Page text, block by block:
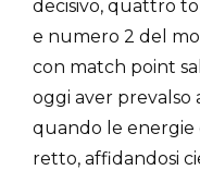
decisivo, quattro
e numero 2 del
con match point
oggi aver prevalso
quando le energie
retto, affidandosi